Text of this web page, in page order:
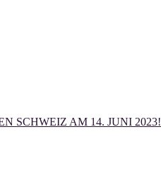
SCHWEIZ AM 14. JUNI 2023!